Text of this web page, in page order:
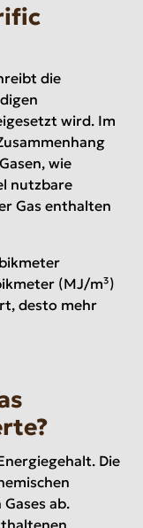
die
wird. Im
wie
nutzbare
Gas enthalten
(MJ/m³)
desto mehr
Die
ab.